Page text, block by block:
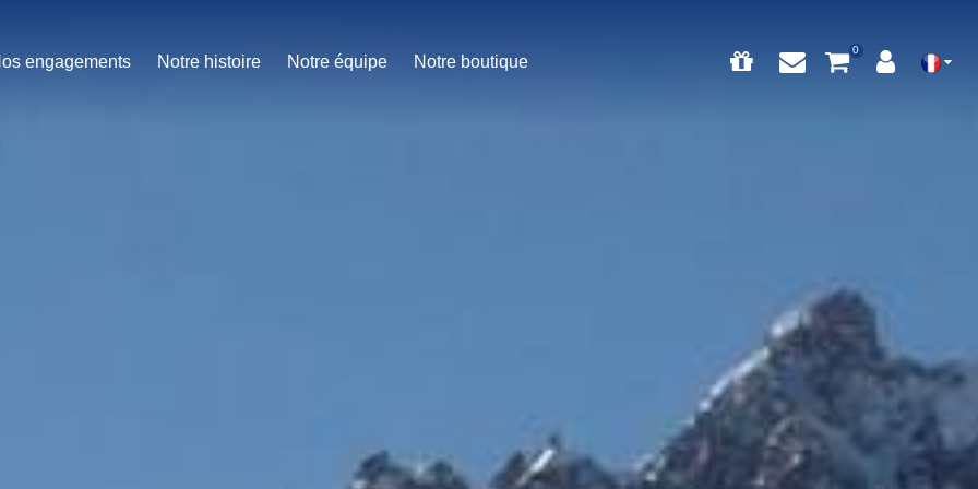
engagements Notre histoire Notre équipe Notre boutique 0